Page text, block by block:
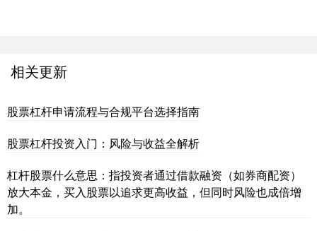
相关更新
股票杠杆申请流程与合规平台选择指南
股票杠杆投资入门：风险与收益全解析
杠杆股票什么意思：指投资者通过借款融资（如券商配资）
放大本金，买入股票以追求更高收益，但同时风险也成倍增
加。